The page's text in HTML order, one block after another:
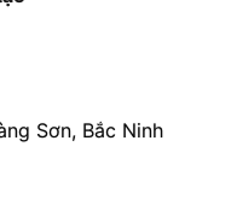
Sơn, Bắc Ninh